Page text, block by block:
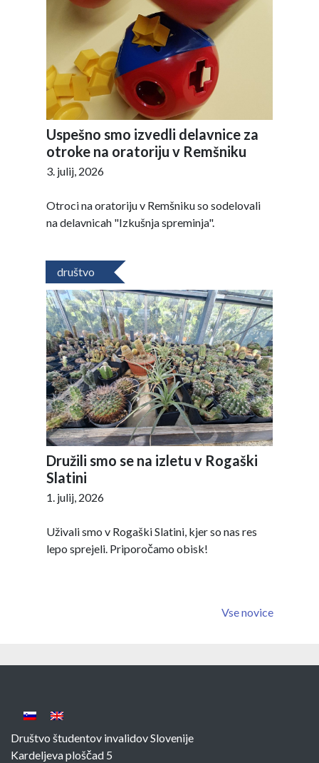
Uspešno smo izvedli delavnice za
otroke na oratoriju v Remšniku
3. julij, 2026
Otroci na oratoriju v Remšniku so sodelovali
na delavnicah "Izkušnja spreminja".
društvo
Družili smo se na izletu v Rogaški
Slatini
1. julij, 2026
Uživali smo v Rogaški Slatini, kjer so nas res
lepo sprejeli. Priporočamo obisk!
Vse novice
Društvo študentov invalidov Slovenije
Kardeljeva ploščad 5